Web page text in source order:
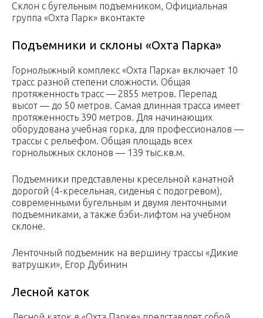
Склон с бугельным подъемником, Официальная
группа «Охта Парк» вконтакте
Подъемники и склоны «Охта Парка»
Горнолыжный комплекс «Охта Парка» включает 10
трасс разной степени сложности. Общая
протяженность трасс — 2855 метров. Перепад
высот — до 50 метров. Самая длинная трасса имеет
протяженность 390 метров. Для начинающих
оборудована учебная горка, для профессионалов —
трассы с рельефом. Общая площадь всех
горнолыжных склонов — 139 тыс.кв.м.
Подъемники представлены кресельной канатной
дорогой (4-кресельная, сиденья с подогревом),
современными бугельным и двумя ленточными
подъемниками, а также бэби-лифтом на учебном
склоне.
Ленточный подъемник на вершину трассы «Дикие
ватрушки», Егор Дубинин
Лесной каток